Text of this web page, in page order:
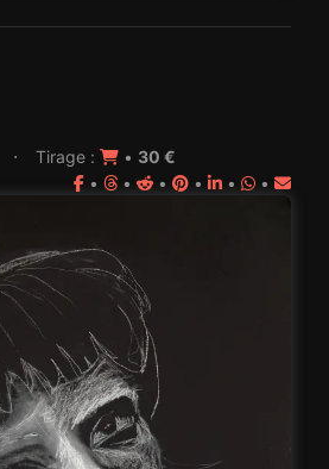
· Tirage : • 30 €
•
• • • • •